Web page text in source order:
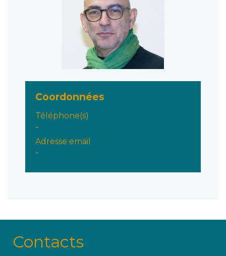
Coordonnées
Téléphone(s)
-
Adresse email
-
Contacts